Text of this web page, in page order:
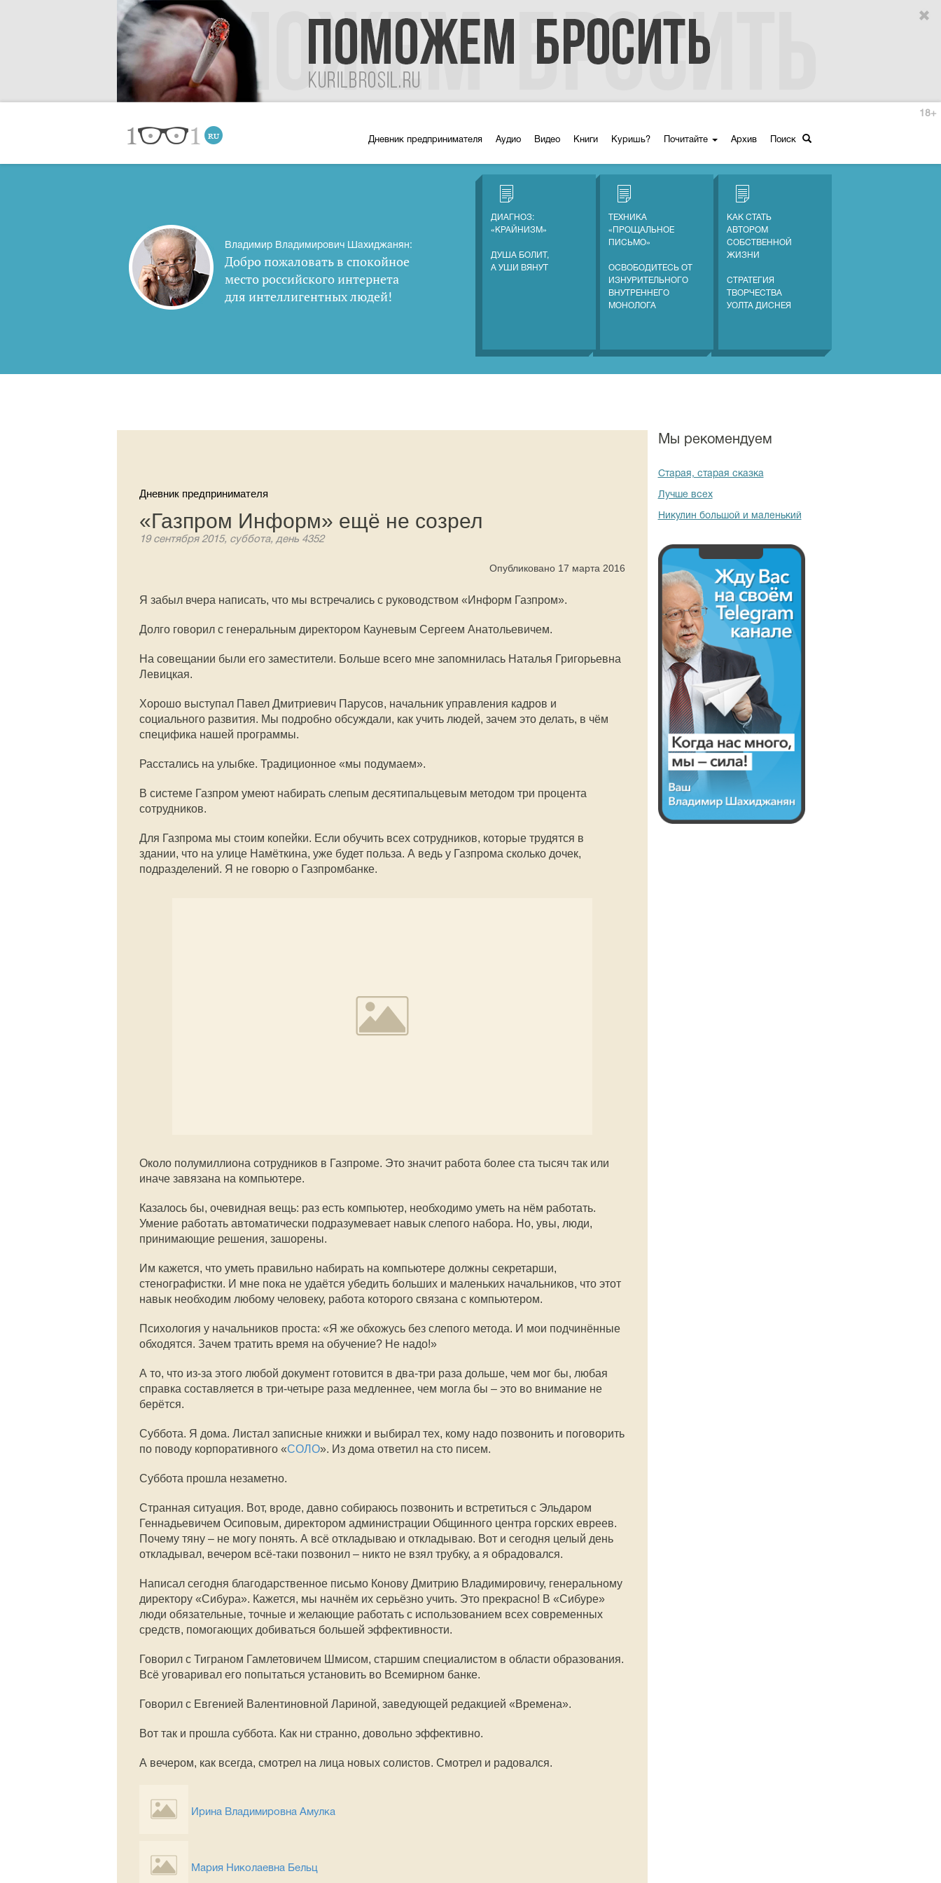
Дневник предпринимателя Аудио Видео Книги Куришь? Почитайте Архив Поиск
18+
Владимир Владимирович Шахиджанян:
Добро пожаловать в спокойное
место российского интернета
для интеллигентных людей!
ДИАГНОЗ:
«КРАЙНИЗМ»
ДУША БОЛИТ,
А УШИ ВЯНУТ
ТЕХНИКА
«ПРОЩАЛЬНОЕ
ПИСЬМО»
ОСВОБОДИТЕСЬ ОТ
ИЗНУРИТЕЛЬНОГО
ВНУТРЕННЕГО
МОНОЛОГА
КАК СТАТЬ
АВТОРОМ
СОБСТВЕННОЙ
ЖИЗНИ
СТРАТЕГИЯ
ТВОРЧЕСТВА
УОЛТА ДИСНЕЯ
Дневник предпринимателя
«Газпром Информ» ещё не созрел
19 сентября 2015, суббота, день 4352
Опубликовано 17 марта 2016
Я забыл вчера написать, что мы встречались с руководством «Информ Газпром».
Долго говорил с генеральным директором Кауневым Сергеем Анатольевичем.
На совещании были его заместители. Больше всего мне запомнилась Наталья Григорьевна
Левицкая.
Хорошо выступал Павел Дмитриевич Парусов, начальник управления кадров и
социального развития. Мы подробно обсуждали, как учить людей, зачем это делать, в чём
специфика нашей программы.
Расстались на улыбке. Традиционное «мы подумаем».
В системе Газпром умеют набирать слепым десятипальцевым методом три процента
сотрудников.
Для Газпрома мы стоим копейки. Если обучить всех сотрудников, которые трудятся в
здании, что на улице Намёткина, уже будет польза. А ведь у Газпрома сколько дочек,
подразделений. Я не говорю о Газпромбанке.
Около полумиллиона сотрудников в Газпроме. Это значит работа более ста тысяч так или
иначе завязана на компьютере.
Казалось бы, очевидная вещь: раз есть компьютер, необходимо уметь на нём работать.
Умение работать автоматически подразумевает навык слепого набора. Но, увы, люди,
принимающие решения, зашорены.
Им кажется, что уметь правильно набирать на компьютере должны секретарши,
стенографистки. И мне пока не удаётся убедить больших и маленьких начальников, что этот
навык необходим любому человеку, работа которого связана с компьютером.
Психология у начальников проста: «Я же обхожусь без слепого метода. И мои подчинённые
обходятся. Зачем тратить время на обучение? Не надо!»
А то, что из-за этого любой документ готовится в два-три раза дольше, чем мог бы, любая
справка составляется в три-четыре раза медленнее, чем могла бы – это во внимание не
берётся.
Суббота. Я дома. Листал записные книжки и выбирал тех, кому надо позвонить и поговорить
по поводу корпоративного «СОЛО». Из дома ответил на сто писем.
Суббота прошла незаметно.
Странная ситуация. Вот, вроде, давно собираюсь позвонить и встретиться с Эльдаром
Геннадьевичем Осиповым, директором администрации Общинного центра горских евреев.
Почему тяну – не могу понять. А всё откладываю и откладываю. Вот и сегодня целый день
откладывал, вечером всё-таки позвонил – никто не взял трубку, а я обрадовался.
Написал сегодня благодарственное письмо Конову Дмитрию Владимировичу, генеральному
директору «Сибура». Кажется, мы начнём их серьёзно учить. Это прекрасно! В «Сибуре»
люди обязательные, точные и желающие работать с использованием всех современных
средств, помогающих добиваться большей эффективности.
Говорил с Тиграном Гамлетовичем Шмисом, старшим специалистом в области образования.
Всё уговаривал его попытаться установить во Всемирном банке.
Говорил с Евгенией Валентиновной Лариной, заведующей редакцией «Времена».
Вот так и прошла суббота. Как ни странно, довольно эффективно.
А вечером, как всегда, смотрел на лица новых солистов. Смотрел и радовался.
Ирина Владимировна Амулка
Мария Николаевна Бельц
Мы рекомендуем
Старая, старая сказка
Лучше всех
Никулин большой и маленький